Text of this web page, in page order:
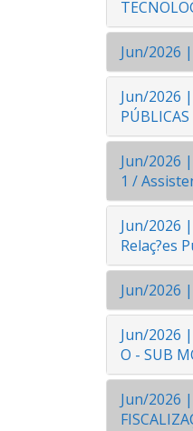
Jun/2026
Jun/2026 |
PÚBLICAS
Jun/2026
1 /
Jun/2026
Relaç?es
Jun/2026
Jun/2026
O - SUB
Jun/2026 |